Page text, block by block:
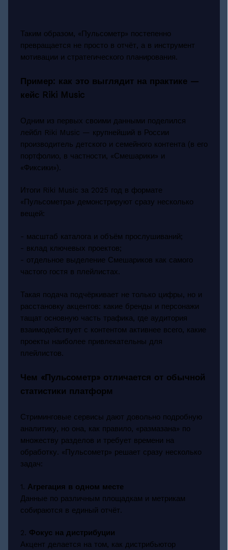
Таким образом, «Пульсометр» постепенно
превращается не просто в отчёт, а в инструмент
мотивации и стратегического планирования.
Пример: как это выглядит на практике —
кейс Riki Music
Одним из первых своими данными поделился
лейбл Riki Music — крупнейший в России
производитель детского и семейного контента (в его
портфолио, в частности, «Смешарики» и
«Фиксики»).
Итоги Riki Music за 2025 год в формате
«Пульсометра» демонстрируют сразу несколько
вещей:
- масштаб каталога и объём прослушиваний;
- вклад ключевых проектов;
- отдельное выделение Смешариков как самого
частого гостя в плейлистах.
Такая подача подчёркивает не только цифры, но и
расстановку акцентов: какие бренды и персонажи
тащат основную часть трафика, где аудитория
взаимодействует с контентом активнее всего, какие
проекты наиболее привлекательны для
плейлистов.
Чем «Пульсометр» отличается от обычной
статистики платформ
Стриминговые сервисы дают довольно подробную
аналитику, но она, как правило, «размазана» по
множеству разделов и требует времени на
обработку. «Пульсометр» решает сразу несколько
задач:
1. Агрегация в одном месте
Данные по различным площадкам и метрикам
собираются в единый отчёт.
2. Фокус на дистрибуции
Акцент делается на том, как дистрибьютор